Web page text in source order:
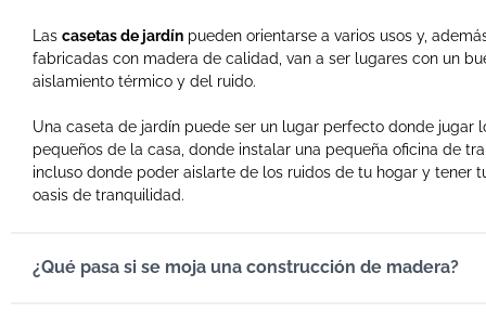
Las casetas de jardín pueden orientarse a varios usos y,
fabricadas con madera de calidad, van a ser lugares con un
aislamiento térmico y del ruido.
Una caseta de jardín puede ser un lugar perfecto donde jugar
pequeños de la casa, donde instalar una pequeña oficina de
incluso donde poder aislarte de los ruidos de tu hogar y tener
oasis de tranquilidad.
¿Qué pasa si se moja una construcción de madera?